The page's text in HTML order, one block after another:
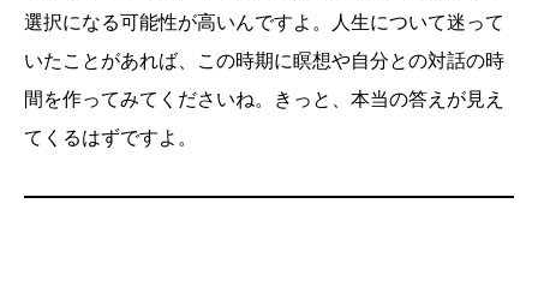
選択になる可能性が高いんですよ。人生について迷って
いたことがあれば、この時期に瞑想や自分との対話の時
間を作ってみてくださいね。きっと、本当の答えが見え
てくるはずですよ。